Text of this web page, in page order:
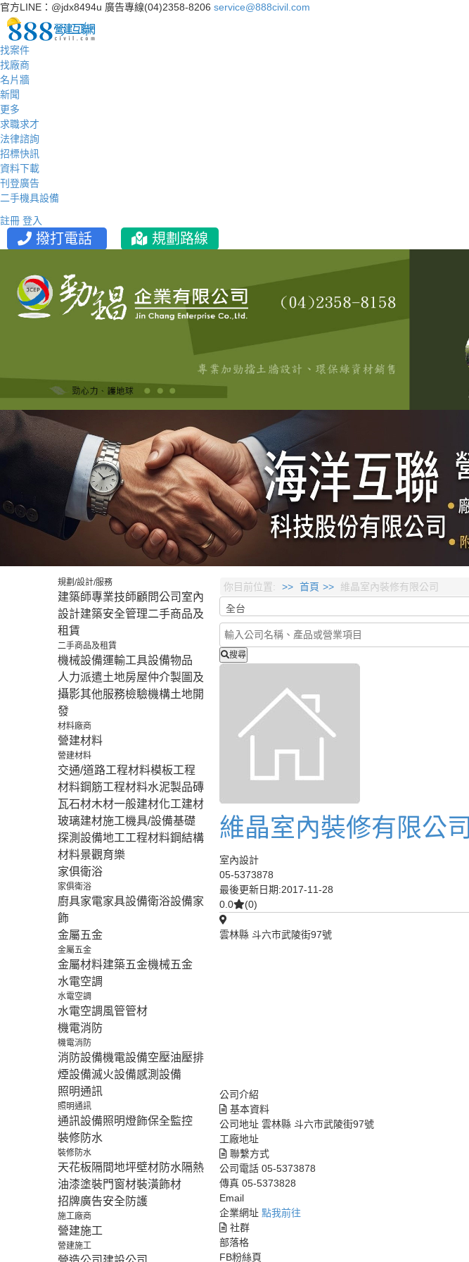
官方LINE：@jdx8494u 廣告專線(04)2358-8206 service@888civil.com
找案件
找廠商
名片牆
新聞
更多
求職求才
法律諮詢
招標快訊
資料下載
刊登廣告
二手機具設備
註冊 登入
撥打電話 規劃路線
規劃/設計/服務
建築師專業技師顧問公司 室內
設計建築安全管理二手商品及
租賃
二手商品及租賃
機械設備運輸工具設備物品
人力派遣土地房屋仲介製圖及
攝影其他服務檢驗機構土地開
發
材料廠商
營建材料
營建材料
交通/道路工程材料模板工程
材料鋼筋工程材料水泥製品磚
瓦石材木材一般建材化工建材
玻璃建材施工機具/設備基礎
探測設備地工工程材料鋼結構
材料景觀育樂
家俱衛浴
家俱衛浴
廚具家電家具設備衛浴設備家
飾
金屬五金
金屬五金
金屬材料建築五金機械五金
水電空調
水電空調
水電空調風管管材
機電消防
機電消防
消防設備機電設備空壓油壓排
煙設備滅火設備感測設備
照明通訊
照明通訊
通訊設備照明燈飾保全監控
裝修防水
裝修防水
天花板隔間地坪壁材防水隔熱
油漆塗裝門窗材裝潢飾材
招牌廣告安全防護
施工廠商
營建施工
營建施工
你目前位置: 首頁 維晶室內裝修有限公司
搜尋
維晶室內裝修有限公司
室內設計
05-5373878
最後更新日期:2017-11-28
0.0
(0)
雲林縣 斗六市武陵街97號
公司介紹
基本資料
公司地址 雲林縣 斗六市武陵街97號
工廠地址
聯繫方式
公司電話 05-5373878
傳真 05-5373828
Email
企業網址 點我前往
社群
部落格
FB粉絲頁